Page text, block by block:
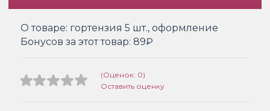
О товаре: гортензия 5 шт., оформление
Бонусов за этот товар: 89₽
(Оценок: 0)
Оставить оценку